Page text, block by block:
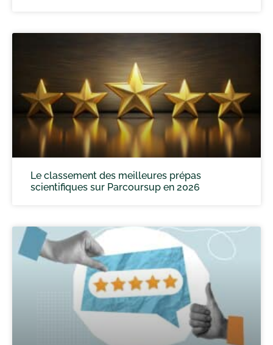
Le classement des meilleures prépas
scientifiques sur Parcoursup en 2026